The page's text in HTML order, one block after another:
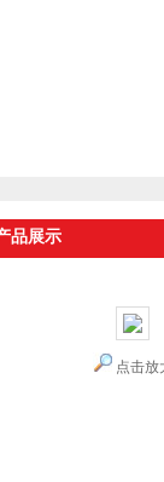
品展示
点击放